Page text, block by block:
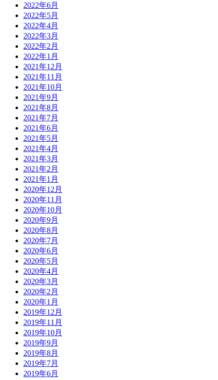
2022年6月
2022年5月
2022年4月
2022年3月
2022年2月
2022年1月
2021年12月
2021年11月
2021年10月
2021年9月
2021年8月
2021年7月
2021年6月
2021年5月
2021年4月
2021年3月
2021年2月
2021年1月
2020年12月
2020年11月
2020年10月
2020年9月
2020年8月
2020年7月
2020年6月
2020年5月
2020年4月
2020年3月
2020年2月
2020年1月
2019年12月
2019年11月
2019年10月
2019年9月
2019年8月
2019年7月
2019年6月